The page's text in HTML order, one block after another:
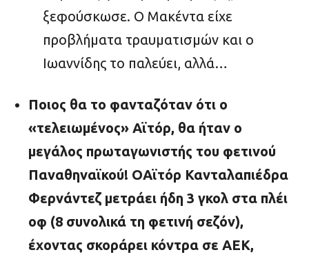
ξεφούσκωσε. Ο Μακέντα είχε
προβλήματα τραυματισμών και ο
Ιωαννίδης το παλεύει, αλλά…
Ποιος θα το φανταζόταν ότι ο
«τελειωμένος» Αϊτόρ, θα ήταν ο
μεγάλος πρωταγωνιστής του φετινού
Παναθηναϊκού! OΑϊτόρ Κανταλαπιέδρα
Φερνάντεζ μετράει ήδη 3 γκολ στα πλέι
οφ (8 συνολικά τη φετινή σεζόν),
έχοντας σκοράρει κόντρα σε ΑΕΚ,